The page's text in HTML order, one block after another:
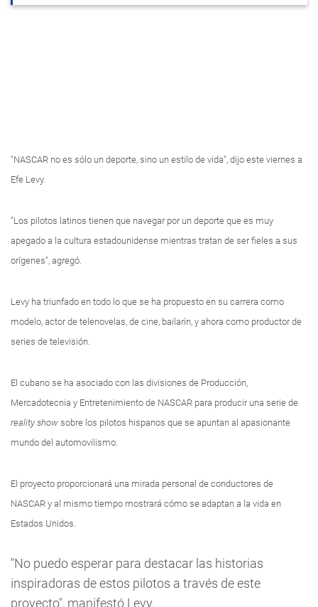
"NASCAR no es sólo un deporte, sino un estilo de vida", dijo este viernes a
Efe Levy.
"Los pilotos latinos tienen que navegar por un deporte que es muy
apegado a la cultura estadounidense mientras tratan de ser fieles a sus
orígenes", agregó.
Levy ha triunfado en todo lo que se ha propuesto en su carrera como
modelo, actor de telenovelas, de cine, bailarín, y ahora como productor de
series de televisión.
El cubano se ha asociado con las divisiones de Producción,
Mercadotecnia y Entretenimiento de NASCAR para producir una serie de
reality show sobre los pilotos hispanos que se apuntan al apasionante
mundo del automovilismo.
El proyecto proporcionará una mirada personal de conductores de
NASCAR y al mismo tiempo mostrará cómo se adaptan a la vida en
Estados Unidos.
"No puedo esperar para destacar las historias
inspiradoras de estos pilotos a través de este
proyecto", manifestó Levy.